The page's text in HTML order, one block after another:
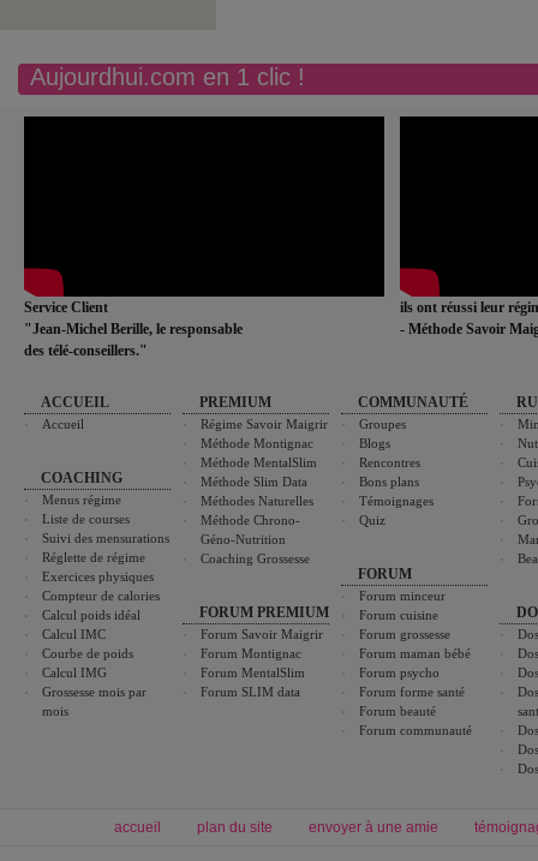
Aujourdhui.com en 1 clic !
Service Client
"Jean-Michel Berille, le responsable
des télé-conseillers."
ils ont réussi leur
- Méthode Savoir
ACCUEIL
Accueil
COACHING
Menus régime
Liste de courses
Suivi des mensurations
Réglette de régime
Exercices physiques
Compteur de calories
Calcul poids idéal
Calcul IMC
Courbe de poids
Calcul IMG
Grossesse mois par
mois
PREMIUM
Régime Savoir Maigrir
Méthode Montignac
Méthode MentalSlim
Méthode Slim Data
Méthodes Naturelles
Méthode Chrono-
Géno-Nutrition
Coaching Grossesse
FORUM PREMIUM
Forum Savoir Maigrir
Forum Montignac
Forum MentalSlim
Forum SLIM data
COMMUNAUTÉ
Groupes
Blogs
Rencontres
Bons plans
Témoignages
Quiz
FORUM
Forum minceur
Forum cuisine
Forum grossesse
Forum maman bébé
Forum psycho
Forum forme santé
Forum beauté
Forum communauté
accueil plan du site envoyer à une amie